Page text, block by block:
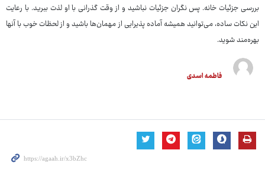
بررسی جزئیات خانه. پس نگران جزئیات نباشید و از وقت گذرانی با او لذت ببرید. با رعایت
این نکات ساده، می‌توانید همیشه آماده پذیرایی از مهمان‌ها باشید و از لحظات خوب با آنها
بهره‌مند شوید.
فاطمه اسدی